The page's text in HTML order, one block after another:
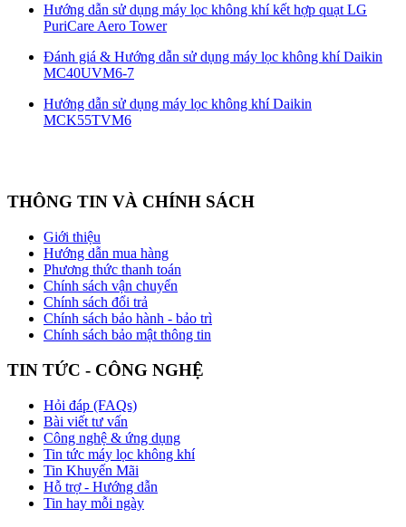
Hướng dẫn sử dụng máy lọc không khí kết hợp quạt LG
PuriCare Aero Tower
Đánh giá & Hướng dẫn sử dụng máy lọc không khí Daikin
MC40UVM6-7
Hướng dẫn sử dụng máy lọc không khí Daikin
MCK55TVM6
THÔNG TIN VÀ CHÍNH SÁCH
Giới thiệu
Hướng dẫn mua hàng
Phương thức thanh toán
Chính sách vận chuyển
Chính sách đổi trả
Chính sách bảo hành - bảo trì
Chính sách bảo mật thông tin
TIN TỨC - CÔNG NGHỆ
Hỏi đáp (FAQs)
Bài viết tư vấn
Công nghệ & ứng dụng
Tin tức máy lọc không khí
Tin Khuyến Mãi
Hỗ trợ - Hướng dẫn
Tin hay mỗi ngày